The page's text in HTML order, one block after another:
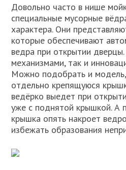
Довольно часто в нише
специальные мусорные
характера. Они
которые обеспечивают
ведра при открытии
механизмами, так и
Можно подобрать и
отдельно крепящуюся
ведёрко выедет при
уже с поднятой крышкой. А
крышка опять накроет
избежать образования